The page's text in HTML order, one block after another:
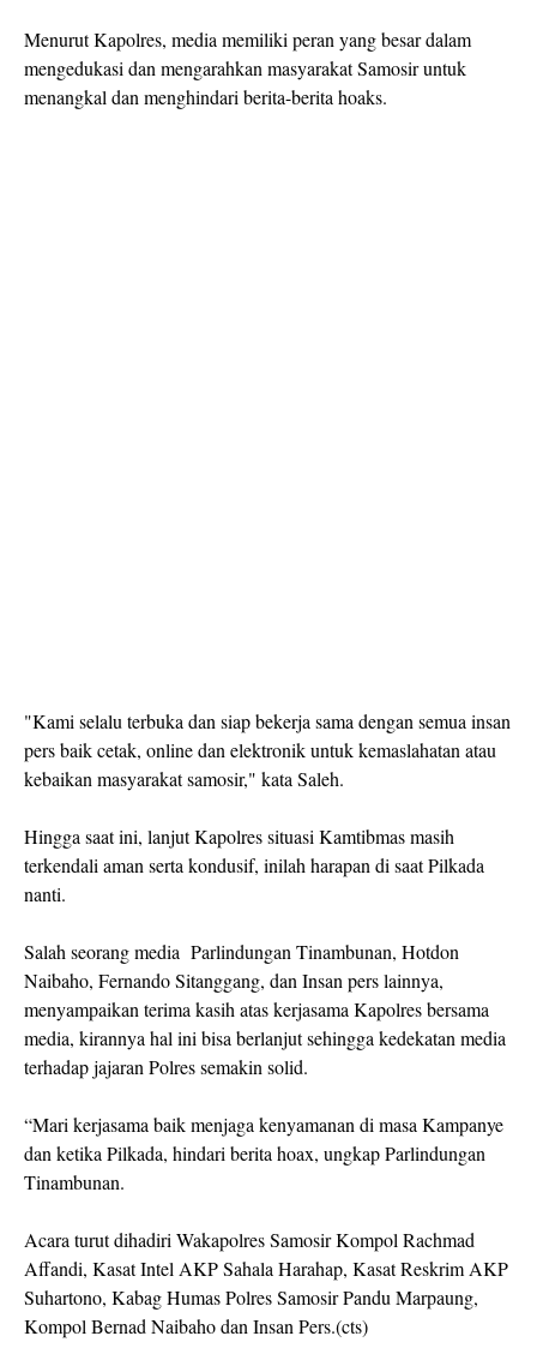
Menurut Kapolres, media memiliki peran yang besar dalam
mengedukasi dan mengarahkan masyarakat Samosir untuk
menangkal dan menghindari berita-berita hoaks.
"Kami selalu terbuka dan siap bekerja sama dengan semua insan
pers baik cetak, online dan elektronik untuk kemaslahatan atau
kebaikan masyarakat samosir," kata Saleh.
Hingga saat ini, lanjut Kapolres situasi Kamtibmas masih
terkendali aman serta kondusif, inilah harapan di saat Pilkada
nanti.
Salah seorang media Parlindungan Tinambunan, Hotdon
Naibaho, Fernando Sitanggang, dan Insan pers lainnya,
menyampaikan terima kasih atas kerjasama Kapolres bersama
media, kirannya hal ini bisa berlanjut sehingga kedekatan media
terhadap jajaran Polres semakin solid.
“Mari kerjasama baik menjaga kenyamanan di masa Kampanye
dan ketika Pilkada, hindari berita hoax, ungkap Parlindungan
Tinambunan.
Acara turut dihadiri Wakapolres Samosir Kompol Rachmad
Affandi, Kasat Intel AKP Sahala Harahap, Kasat Reskrim AKP
Suhartono, Kabag Humas Polres Samosir Pandu Marpaung,
Kompol Bernad Naibaho dan Insan Pers.(cts)